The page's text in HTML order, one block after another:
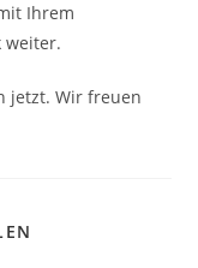
Ihrem
weiter.
jetzt. Wir freuen